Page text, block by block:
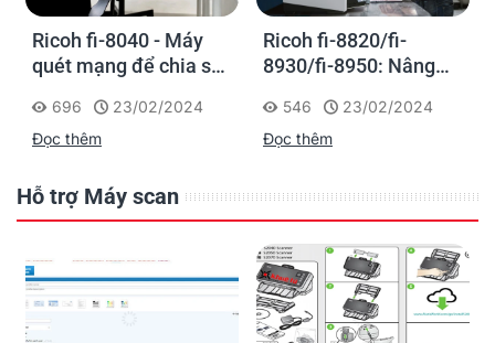
Ricoh fi-8040 - Máy
quét mạng để chia sẻ
696
23/02/2024
Đọc thêm
Ricoh fi-8820/fi-
8930/fi-8950: Nâng
với dòng máy quét
siêu nhanh để đảm
tập trung
546
23/02/2024
Đọc thêm
Hỗ trợ Máy scan